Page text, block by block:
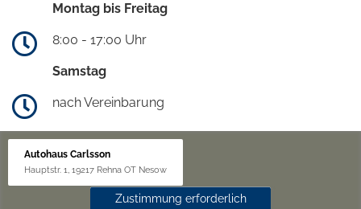
Montag bis Freitag
8:00 - 17:00 Uhr
Samstag
nach Vereinbarung
Autohaus Carlsson
Hauptstr. 1, 19217 Rehna OT Nesow
Zustimmung erforderlich